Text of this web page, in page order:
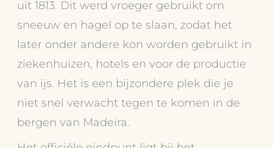
uit 1813. Dit werd vroeger gebruikt om
sneeuw en hagel op te slaan, zodat het
later onder andere kon worden gebruikt in
ziekenhuizen, hotels en voor de productie
van ijs. Het is een bijzondere plek die je
niet snel verwacht tegen te komen in de
bergen van Madeira.